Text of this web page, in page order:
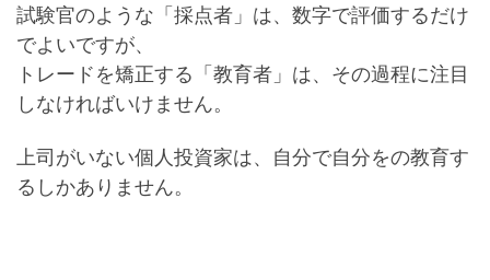
試験官のような「採点者」は、数字で評価するだけ
でよいですが、
トレードを矯正する「教育者」は、その過程に注目
しなければいけません。
上司がいない個人投資家は、自分で自分をの教育す
るしかありません。